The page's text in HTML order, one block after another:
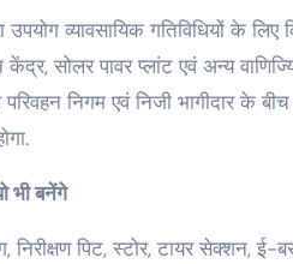
व्यावसायिक गतिविधियों के लिए
सोलर पावर प्लांट एवं अन्य
निगम एवं निजी भागीदार के
भी बनेंगे
निरीक्षण पिट, स्टोर, टायर सेक्शन,